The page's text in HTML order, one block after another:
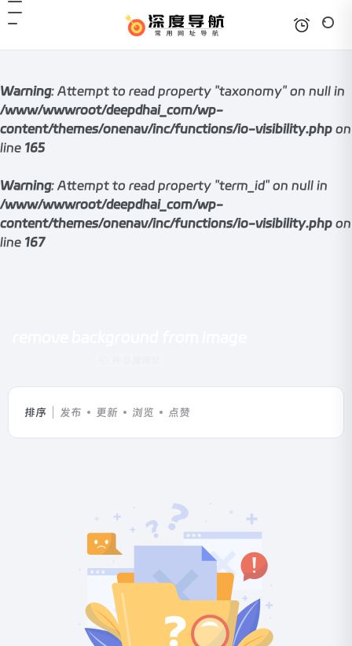
Warning: Attempt to read property "taxonomy" on null in
/www/wwwroot/deepdhai_com/wp-
content/themes/onenav/inc/functions/io-visibility.php on
line 165
Warning: Attempt to read property "term_id" on null in
/www/wwwroot/deepdhai_com/wp-
content/themes/onenav/inc/functions/io-visibility.php on
line 167
排序 发布 更新 浏览 点赞